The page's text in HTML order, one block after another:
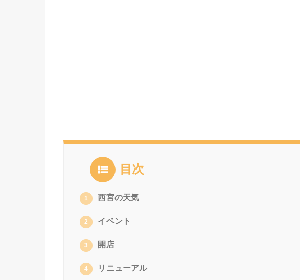
目次
1 西宮の天気
2 イベント
3 開店
4 リニューアル